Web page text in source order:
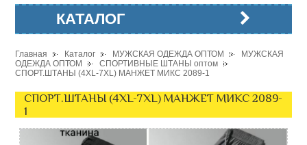
КАТАЛОГ
Главная Каталог МУЖСКАЯ ОДЕЖДА ОПТОМ
МУЖСКАЯ
ОДЕЖДА ОПТОМ
СПОРТИВНЫЕ ШТАНЫ оптом
СПОРТ.ШТАНЫ (4XL-7XL) МАНЖЕТ МИКС 2089-1
СПОРТ.ШТАНЫ (4XL-7XL) МАНЖЕТ МИКС 2089-
1